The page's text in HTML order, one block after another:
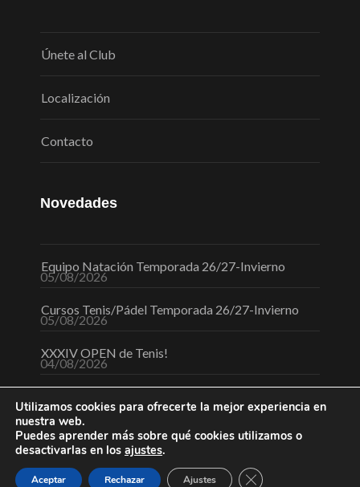
Únete al Club
Localización
Contacto
Novedades
Equipo Natación Temporada 26/27-Invierno
05/08/2026
Cursos Tenis/Pádel Temporada 26/27-Invierno
05/08/2026
XXXIV OPEN de Tenis!
04/08/2026
Utilizamos cookies para ofrecerte la mejor experiencia en
nuestra web.
Puedes aprender más sobre qué cookies utilizamos o
desactivarlas en los ajustes.
Aceptar Rechazar Ajustes Cerrar el banner de